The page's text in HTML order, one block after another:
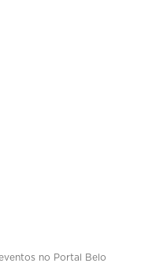
no Portal Belo